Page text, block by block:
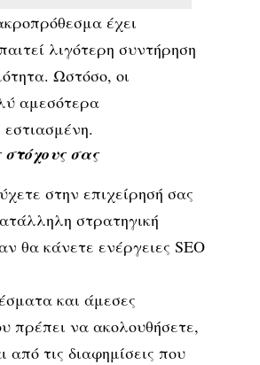
έχει
λιγότερη συντήρηση
Ωστόσο, οι
αμεσότερα
σας
στην επιχείρησή σας
στρατηγική
θα κάνετε ενέργειες SEO
και άμεσες
πρέπει να ακολουθήσετε,
τις διαφημίσεις που